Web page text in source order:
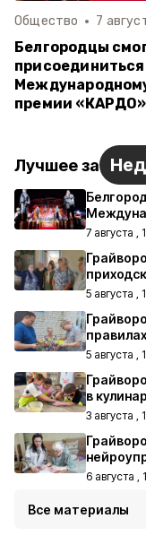
Общество 7
Белгородцы
присоединиться
премии «КАРДО»
Лучшее за
7 августа ,
5 августа ,
5 августа ,
в
3 августа ,
6 августа ,
Все материалы